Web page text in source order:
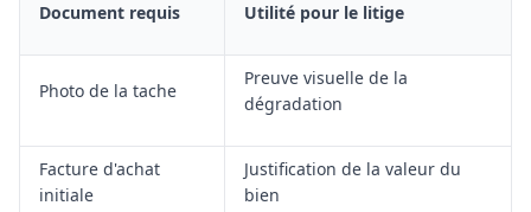
Document requis Utilité pour le litige
Photo de la tache
Preuve visuelle de la
dégradation
Facture d'achat
initiale
Justification de la valeur du
bien